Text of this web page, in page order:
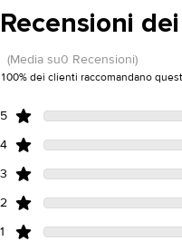
Recensioni
(Media su0 Recensioni)
100% dei clienti raccomandano
5
4
3
2
1